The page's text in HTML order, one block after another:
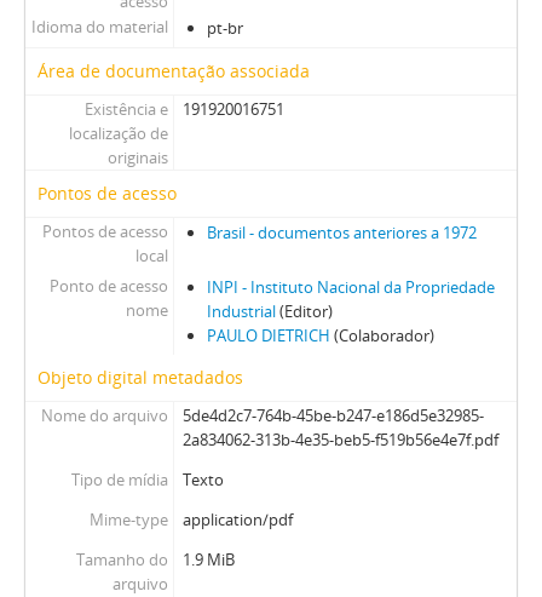
Idioma do material pt-br
Área de documentação associada
Existência e
localização de
originais
191920016751
Pontos de acesso
Pontos de acesso
local
Brasil - documentos anteriores a 1972
Ponto de acesso
nome
INPI - Instituto Nacional da Propriedade
Industrial(Editor)
PAULO DIETRICH (Colaborador)
Objeto digital metadados
Nome do arquivo
5de4d2c7-764b-45be-b247-e186d5e32985-
2a834062-313b-4e35-beb5-f519b56e4e7f.pdf
Tipo de mídia
Texto
Mime-type
application/pdf
Tamanho do
arquivo
1.9 MiB